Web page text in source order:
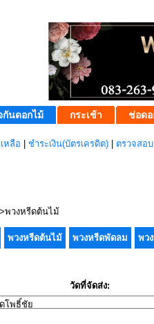
กันดอกไม้ กระเช้า ช่อดอ
หลือ ชำระเงิน(บัตรเครดิต) ตรวจสอ
>พวงหรีดต้นไม้
พวงหรีดต้นไม้ พวงหรีดพัดลม พว
วัดที่จัดส่ง: